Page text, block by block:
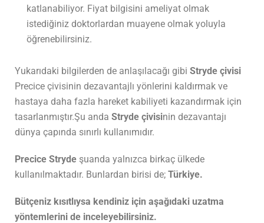
katlanabiliyor. Fiyat bilgisini ameliyat olmak
istediğiniz doktorlardan muayene olmak yoluyla
öğrenebilirsiniz.
Yukarıdaki bilgilerden de anlaşılacağı gibi Stryde çivisi
Precice çivisinin dezavantajlı yönlerini kaldırmak ve
hastaya daha fazla hareket kabiliyeti kazandırmak için
tasarlanmıştır.Şu anda Stryde çivisinin dezavantajı
dünya çapında sınırlı kullanımıdır.
Precice Stryde şuanda yalnızca birkaç ülkede
kullanılmaktadır. Bunlardan birisi de; Türkiye.
Bütçeniz kısıtlıysa kendiniz için aşağıdaki uzatma
yöntemlerini de inceleyebilirsiniz.